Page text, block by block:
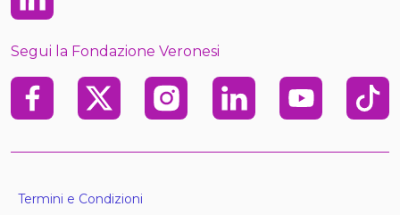
Segui la Fondazione Veronesi
FacebookX InstagramLinkedin Youtube TikTok
Termini e Condizioni